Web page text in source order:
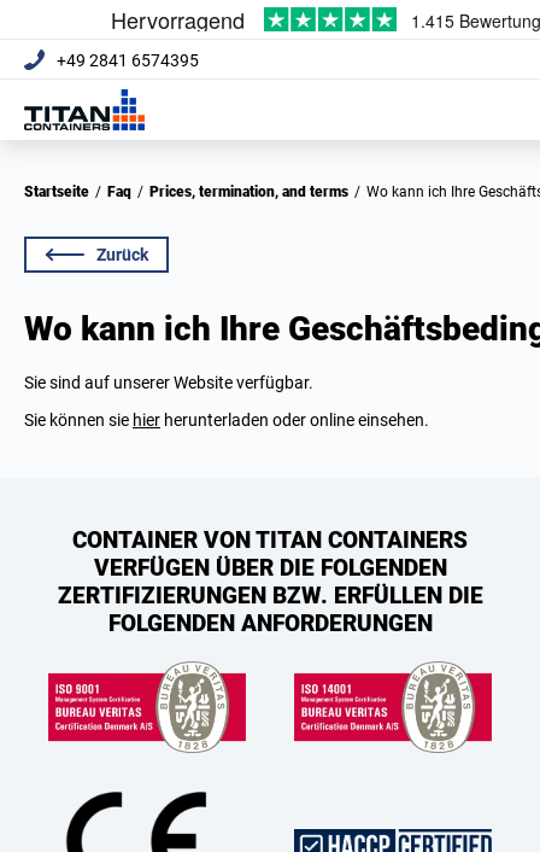
+49 2841 6574395
Startseite / Faq / Prices, termination, and terms / Wo kann ich Ihre
Zurück
Wo kann ich Ihre
Sie sind auf unserer Website verfügbar.
Sie können sie hier herunterladen oder online einsehen.
CONTAINER VON TITAN CONTAINERS
VERFÜGEN ÜBER DIE FOLGENDEN
ZERTIFIZIERUNGEN BZW. ERFÜLLEN DIE
FOLGENDEN ANFORDERUNGEN